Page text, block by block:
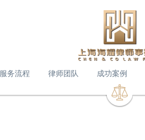
服务流程 律师团队 成功案例